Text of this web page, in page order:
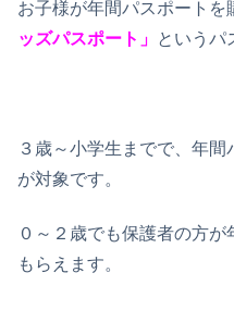
お子様が年間パスポートを
ッズパスポート」 というパ
３歳～小学生までで、年
が対象です。
０～２歳でも保護者の方
もらえます。